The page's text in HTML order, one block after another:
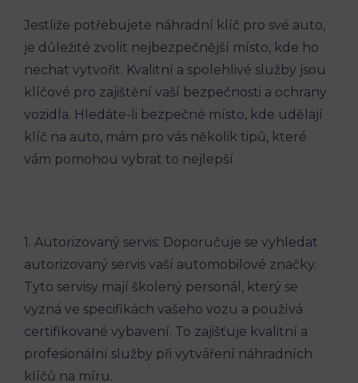
Jestliže potřebujete náhradní klíč pro své auto,
je důležité zvolit nejbezpečnější místo, ⁤kde ho
nechat vytvořit. Kvalitní ⁢a spolehlivé služby jsou
klíčové pro zajištění vaší bezpečnosti a ochrany
⁢vozidla. Hledáte-li ⁣bezpečné místo, kde udělají
klíč na⁢ auto, mám pro ⁤vás několik tipů, ‍které
vám pomohou vybrat to nejlepší.
1. Autorizovaný servis: Doporučuje se vyhledat
autorizovaný servis vaší automobilové značky.
Tyto servisy mají školený personál, který se
vyzná ve⁣ specifikách‍ vašeho vozu a používá
certifikované vybavení. To zajišťuje kvalitní a
profesionální služby při ​vytváření náhradních
klíčů na míru.